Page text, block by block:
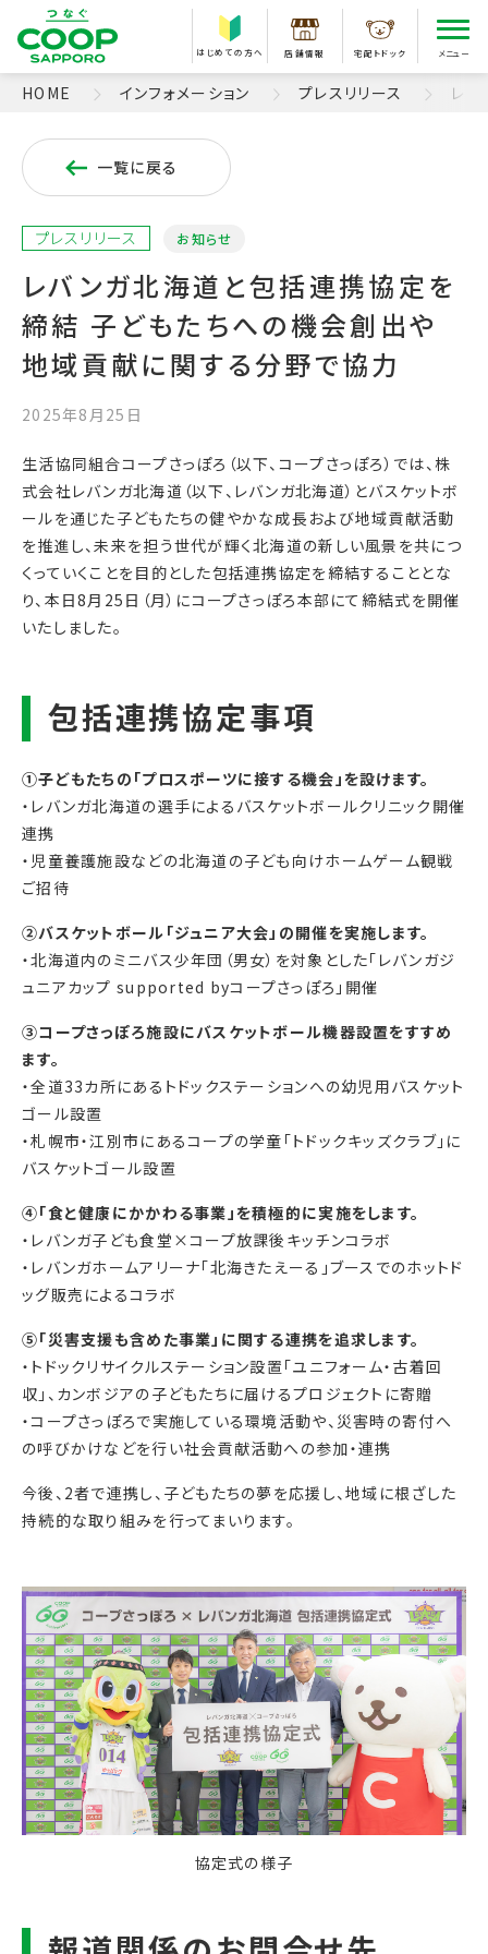
はじめての方へ 店舗情報 宅配トドック メニュー
HOME インフォメーション プレスリリース レ
一覧に戻る
プレスリリース お知らせ
レバンガ北海道と包括連携協定を
締結 子どもたちへの機会創出や
地域貢献に関する分野で協力
2025年8月25日
生活協同組合コープさっぽろ（以下、コープさっぽろ）では、株
式会社レバンガ北海道（以下、レバンガ北海道）とバスケットボ
ールを通じた子どもたちの健やかな成長および地域貢献活動
を推進し、未来を担う世代が輝く北海道の新しい風景を共につ
くっていくことを目的とした包括連携協定を締結することとな
り、本日8月25日（月）にコープさっぽろ本部にて締結式を開催
いたしました。
①子どもたちの「プロスポーツに接する機会」を設けます。
・レバンガ北海道の選手によるバスケットボールクリニック開催
連携
・児童養護施設などの北海道の子ども向けホームゲーム観戦
ご招待
②バスケットボール「ジュニア大会」の開催を実施します。
・北海道内のミニバス少年団（男女）を対象とした「レバンガジ
ュニアカップ supported byコープさっぽろ」開催
③コープさっぽろ施設にバスケットボール機器設置をすすめ
ます。
・全道33カ所にあるトドックステーションへの幼児用バスケット
ゴール設置
・札幌市・江別市にあるコープの学童「トドックキッズクラブ」に
バスケットゴール設置
④「食と健康にかかわる事業」を積極的に実施をします。
・レバンガ子ども食堂×コープ放課後キッチンコラボ
・レバンガホームアリーナ「北海きたえーる」ブースでのホットド
ッグ販売によるコラボ
⑤「災害支援も含めた事業」に関する連携を追求します。
・トドックリサイクルステーション設置「ユニフォーム・古着回
収」、カンボジアの子どもたちに届けるプロジェクトに寄贈
・コープさっぽろで実施している環境活動や、災害時の寄付へ
の呼びかけなどを行い社会貢献活動への参加・連携
今後、2者で連携し、子どもたちの夢を応援し、地域に根ざした
持続的な取り組みを行ってまいります。
協定式の様子